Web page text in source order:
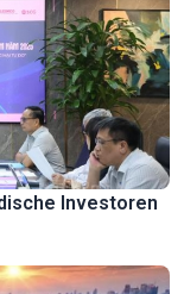
Investoren